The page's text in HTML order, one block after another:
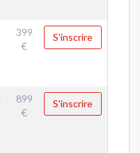
399
€
S'inscrire
899
€
S'inscrire